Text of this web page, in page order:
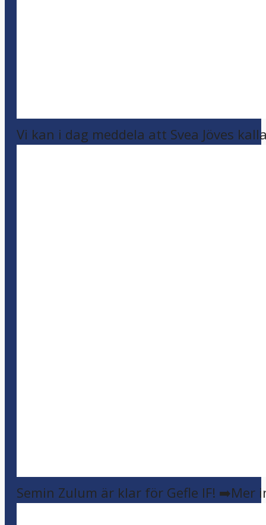
Vi kan i dag meddela att Svea Jöves
Semin Zulum är klar för Gefle IF! ➡️Mer